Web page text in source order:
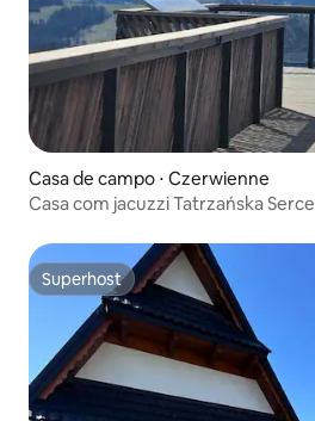
Casa de campo ⋅ Czerwienne
Casa com jacuzzi Tatrzańska Serce
Superhost
Superhost